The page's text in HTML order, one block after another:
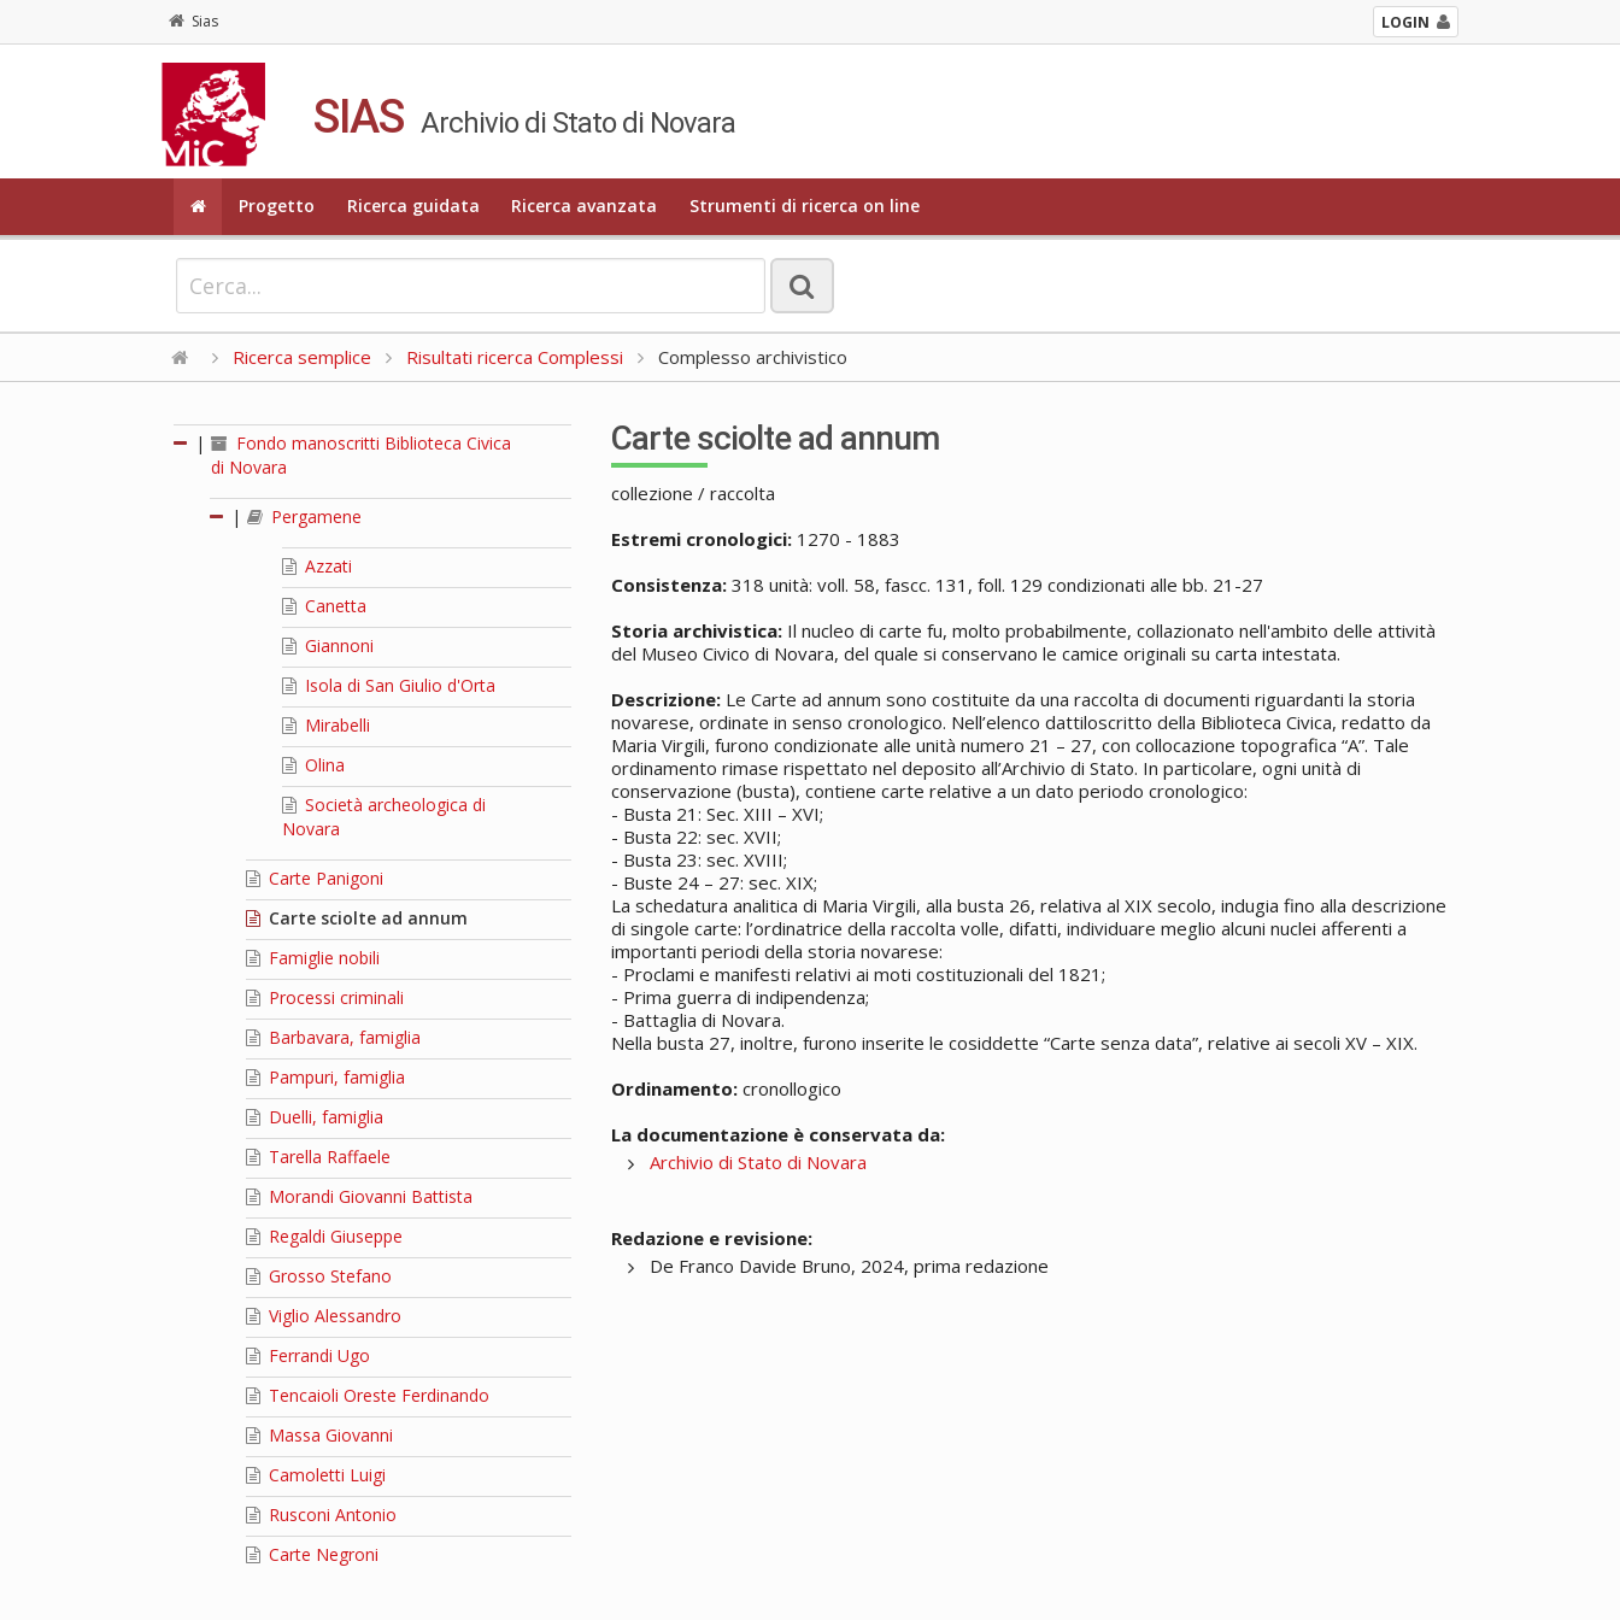
Sias LOGIN
SIAS Archivio di Stato di Novara
Progetto Ricerca guidata Ricerca avanzata Strumenti di ricerca on line
Ricerca semplice Risultati ricerca Complessi Complesso archivistico
|
Fondo manoscritti Biblioteca Civica
di Novara
| Pergamene
Azzati
Canetta
Giannoni
Isola di San Giulio d'Orta
Mirabelli
Olina
Società archeologica di
Novara
Carte Panigoni
Carte sciolte ad annum
Famiglie nobili
Processi criminali
Barbavara, famiglia
Pampuri, famiglia
Duelli, famiglia
Tarella Raffaele
Morandi Giovanni Battista
Regaldi Giuseppe
Grosso Stefano
Viglio Alessandro
Ferrandi Ugo
Tencaioli Oreste Ferdinando
Massa Giovanni
Camoletti Luigi
Rusconi Antonio
Carte Negroni
Carte sciolte ad annum
collezione / raccolta
Estremi cronologici: 1270 - 1883
Consistenza: 318 unità: voll. 58, fascc. 131, foll. 129 condizionati alle bb. 21-27
Storia archivistica: Il nucleo di carte fu, molto probabilmente, collazionato nell'ambito delle attività
del Museo Civico di Novara, del quale si conservano le camice originali su carta intestata.
Descrizione: Le Carte ad annum sono costituite da una raccolta di documenti riguardanti la storia
novarese, ordinate in senso cronologico. Nell’elenco dattiloscritto della Biblioteca Civica, redatto da
Maria Virgili, furono condizionate alle unità numero 21 – 27, con collocazione topografica “A”. Tale
ordinamento rimase rispettato nel deposito all’Archivio di Stato. In particolare, ogni unità di
conservazione (busta), contiene carte relative a un dato periodo cronologico:
- Busta 21: Sec. XIII – XVI;
- Busta 22: sec. XVII;
- Busta 23: sec. XVIII;
- Buste 24 – 27: sec. XIX;
La schedatura analitica di Maria Virgili, alla busta 26, relativa al XIX secolo, indugia fino alla descrizione
di singole carte: l’ordinatrice della raccolta volle, difatti, individuare meglio alcuni nuclei afferenti a
importanti periodi della storia novarese:
- Proclami e manifesti relativi ai moti costituzionali del 1821;
- Prima guerra di indipendenza;
- Battaglia di Novara.
Nella busta 27, inoltre, furono inserite le cosiddette “Carte senza data”, relative ai secoli XV – XIX.
Ordinamento: cronollogico
La documentazione è conservata da:
Archivio di Stato di Novara
Redazione e revisione:
De Franco Davide Bruno, 2024, prima redazione